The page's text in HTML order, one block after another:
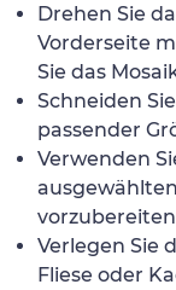
Drehen Sie
Vorderseite
Sie das
Schneiden
passender
Verwenden
Verlegen Sie
Fliese oder